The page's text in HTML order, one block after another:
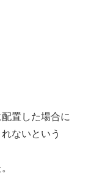
置した場合に
ないという